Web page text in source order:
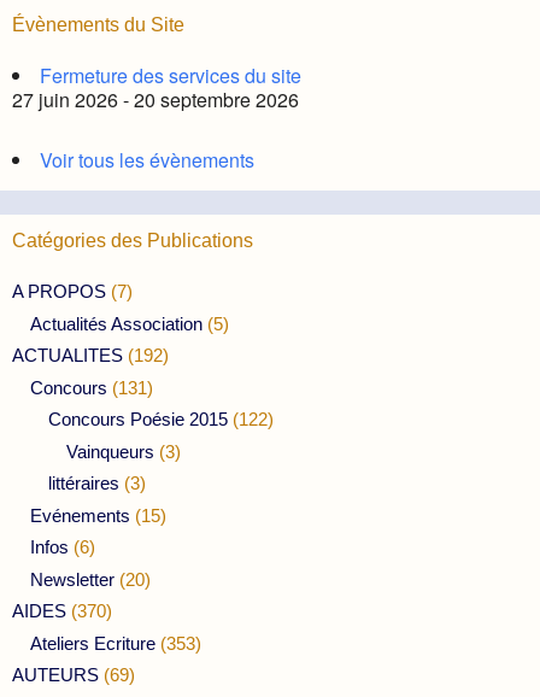
Évènements du Site
Fermeture des services du site
27 juin 2026 - 20 septembre 2026
Voir tous les évènements
Catégories des Publications
A PROPOS (7)
Actualités Association (5)
ACTUALITES (192)
Concours (131)
Concours Poésie 2015 (122)
Vainqueurs (3)
littéraires (3)
Evénements (15)
Infos (6)
Newsletter (20)
AIDES (370)
Ateliers Ecriture (353)
AUTEURS (69)